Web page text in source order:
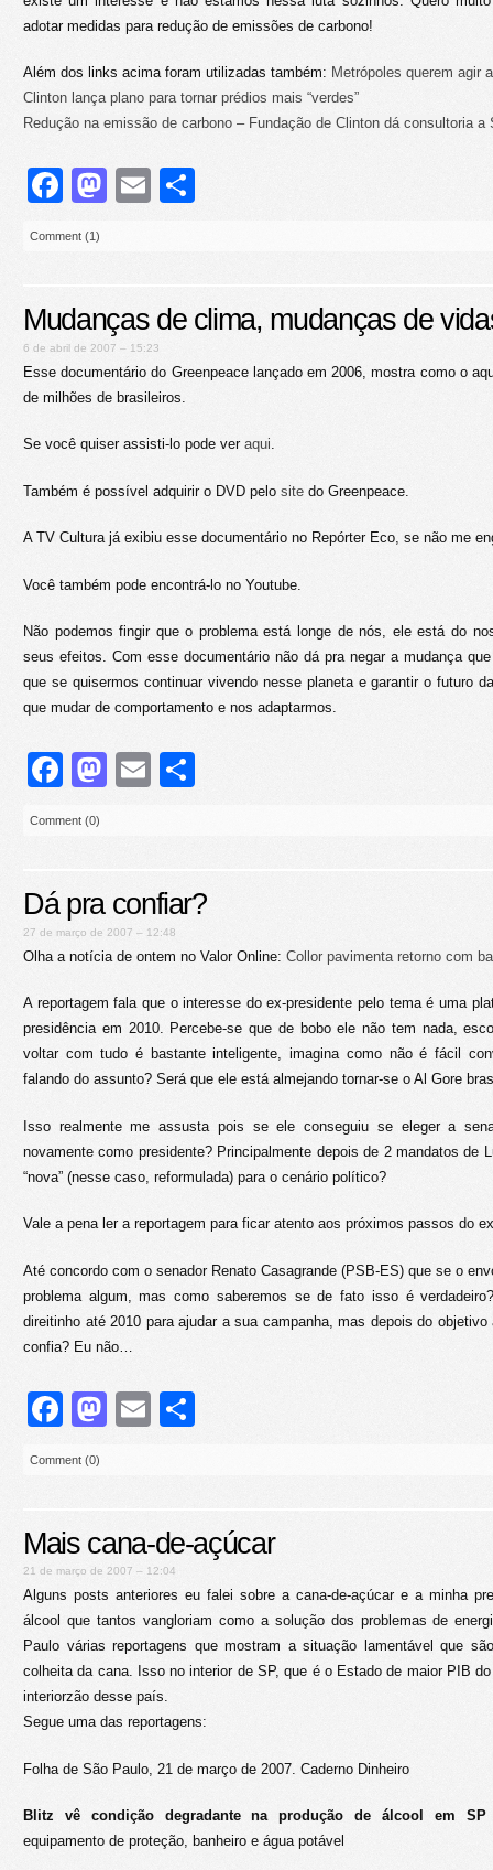
adotar medidas para redução de emissões de carbono!
Além dos links acima foram utilizadas também: Metrópoles querem agir
Clinton lança plano para tornar prédios mais “verdes”
Redução na emissão de carbono – Fundação de Clinton dá consultoria a
Facebook
Mastodon
Email
Comment (1)
Mudanças de clima, mudanças de
6 de abril de 2007 – 15:23
Esse documentário do Greenpeace lançado em 2006, mostra como o
de milhões de brasileiros.
Se você quiser assisti-lo pode ver aqui.
Também é possível adquirir o DVD pelo site do Greenpeace.
A TV Cultura já exibiu esse documentário no Repórter Eco, se não me
Você também pode encontrá-lo no Youtube.
Não podemos fingir que o problema está longe de nós, ele está do
seus efeitos. Com esse documentário não dá pra negar a mudança
que se quisermos continuar vivendo nesse planeta e garantir o futuro
que mudar de comportamento e nos adaptarmos.
Facebook
Mastodon
Email
Comment (0)
Dá pra confiar?
27 de março de 2007 – 12:48
Olha a notícia de ontem no Valor Online: Collor pavimenta retorno com
A reportagem fala que o interesse do ex-presidente pelo tema é uma
presidência em 2010. Percebe-se que de bobo ele não tem nada,
voltar com tudo é bastante inteligente, imagina como não é fácil
falando do assunto? Será que ele está almejando tornar-se o Al Gore
Isso realmente me assusta pois se ele conseguiu se eleger a
novamente como presidente? Principalmente depois de 2 mandatos de
“nova” (nesse caso, reformulada) para o cenário político?
Vale a pena ler a reportagem para ficar atento aos próximos passos do
Até concordo com o senador Renato Casagrande (PSB-ES) que se o
problema algum, mas como saberemos se de fato isso é
direitinho até 2010 para ajudar a sua campanha, mas depois do
confia? Eu não…
Facebook
Mastodon
Email
Comment (0)
Mais cana-de-açúcar
21 de março de 2007 – 12:04
Alguns posts anteriores eu falei sobre a cana-de-açúcar e a minha
álcool que tantos vangloriam como a solução dos problemas de
Paulo várias reportagens que mostram a situação lamentável que
colheita da cana. Isso no interior de SP, que é o Estado de maior PIB
interiorzão desse país.
Segue uma das reportagens:
Folha de São Paulo, 21 de março de 2007. Caderno Dinheiro
Blitz vê condição degradante na produção de álcool em
equipamento de proteção, banheiro e água potável